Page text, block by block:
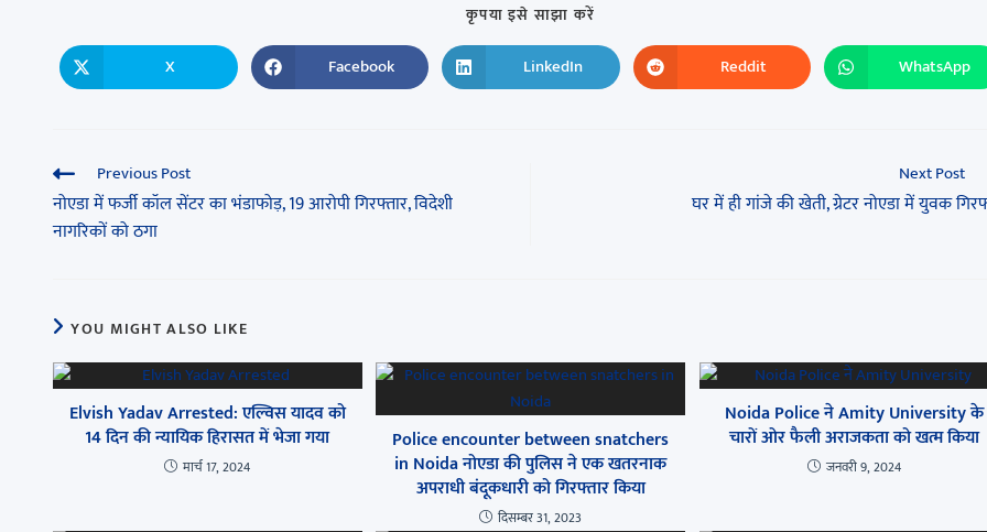
कृपया इसे साझा करें
X Facebook LinkedIn Reddit WhatsApp
Previous Post
नोएडा में फर्जी कॉल सेंटर का भंडाफोड़, 19 आरोपी गिरफ्तार, विदेशी
नागरिकों को ठगा
Next Post
घर में ही गांजे की खेती, ग्रेटर नोएडा में युवक
YOU MIGHT ALSO LIKE
Elvish Yadav Arrested: एल्विस यादव को
14 दिन की न्यायिक हिरासत में भेजा गया
मार्च 17, 2024
Police encounter between snatchers
in Noida नोएडा की पुलिस ने एक खतरनाक
अपराधी बंदूकधारी को गिरफ्तार किया
दिसम्बर 31, 2023
Noida Police ने Amity University के
चारों ओर फैली अराजकता को खत्म किया
जनवरी 9, 2024